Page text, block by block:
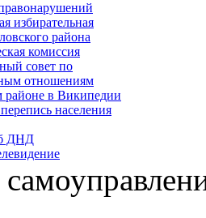
избирательная
района
комиссия
совет по
отношениям
в Википедии
населения
ДНД